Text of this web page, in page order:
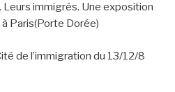
Leurs immigrés. Une exposition
à Paris(Porte Dorée)
de l’immigration du 13/12/8